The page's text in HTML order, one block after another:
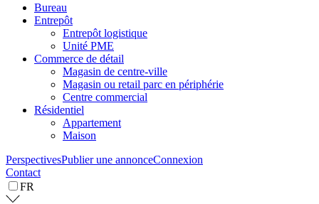
Bureau
Entrepôt
Entrepôt logistique
Unité PME
Commerce de détail
Magasin de centre-ville
Magasin ou retail parc en périphérie
Centre commercial
Résidentiel
Appartement
Maison
PerspectivesPublier une annonceConnexion
Contact
FR